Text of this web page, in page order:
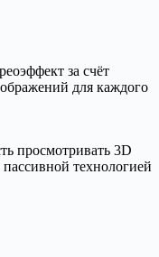
за счёт
для каждого
просмотривать 3D
технологией